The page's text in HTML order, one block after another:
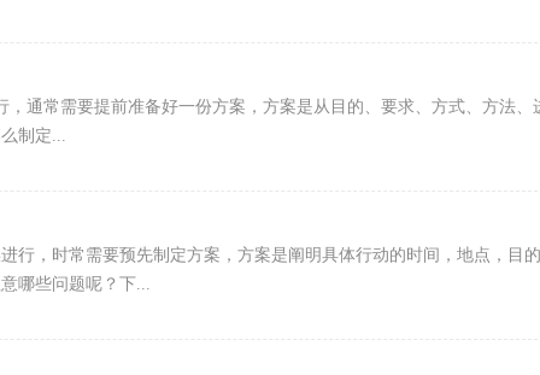
通常需要提前准备好一份方案，方案是从目的、要求、方式、方法、
制定...
行，时常需要预先制定方案，方案是阐明具体行动的时间，地点，目的
哪些问题呢？下...